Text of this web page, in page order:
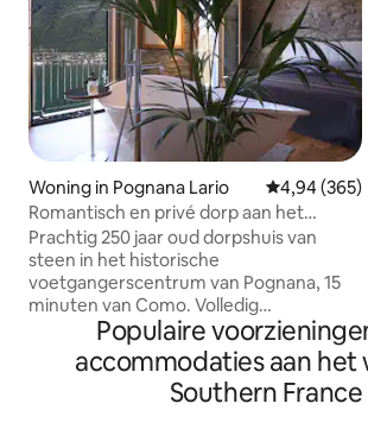
Woning in Pognana Lario
4,94 (365)
Romantisch en privé dorp aan het
Comomeer
Prachtig 250 jaar oud dorpshuis van
steen in het historische
voetgangerscentrum van Pognana, 15
minuten van Como. Volledig
gerenoveerd en het interieur is
ontworpen voor het hoogste niveau van
comfort en luxe in een authentieke,
oude, Italiaanse dorpsomgeving. Zeer
Populaire
accommodaties aan het
Southern France